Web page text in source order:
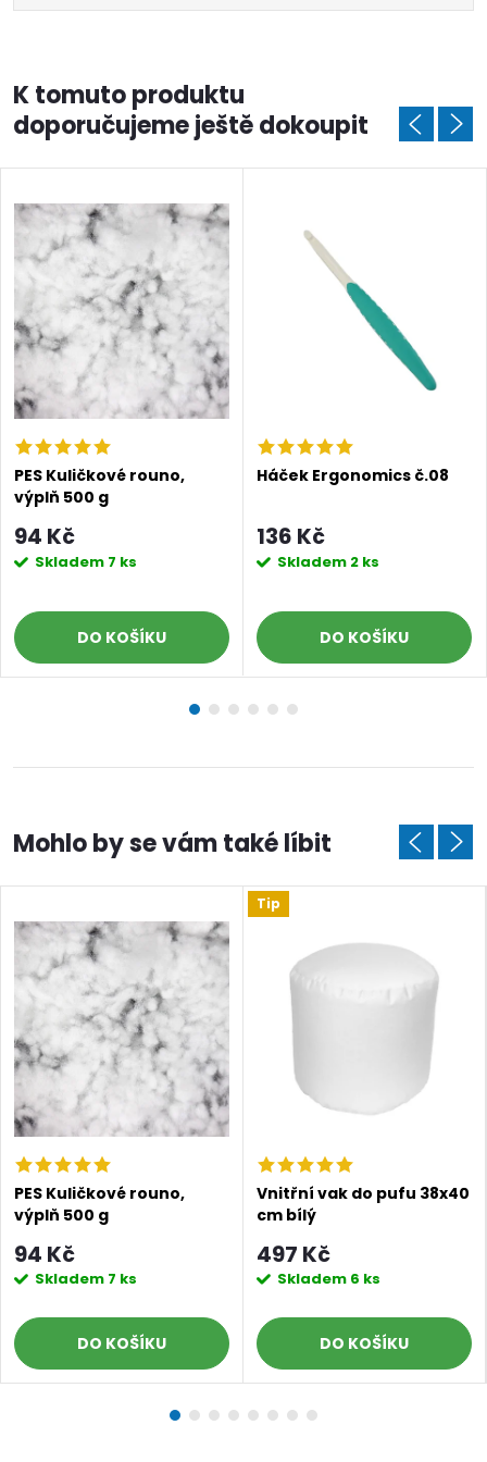
K tomuto produktu
doporučujeme ještě dokoupit
PES Kuličkové rouno,
výplň 500 g
94 Kč
Skladem 7 ks
DO KOŠÍKU
Háček Ergonomics č.08
136 Kč
Skladem 2 ks
DO KOŠÍKU
PES Kuličkové rouno,
výplň 500 g
94 Kč
Skladem 7 ks
DO KOŠÍKU
Tip
Vnitřní vak do pufu 38x40
cm bílý
497 Kč
Skladem 6 ks
DO KOŠÍKU
Doprava a platby Prodejna Blog a návody